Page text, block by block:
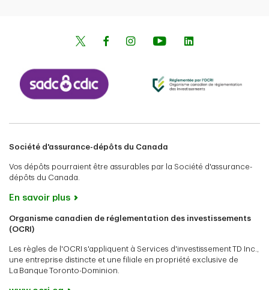
Société d'assurance-dépôts du Canada
Vos dépôts pourraient être assurables par la Société d'assurance-
dépôts du Canada.
En savoir plus
Organisme canadien de réglementation des investissements
(OCRI)
Les règles de l'OCRI s'appliquent à Services d'investissement TD Inc.,
une entreprise distincte et une filiale en propriété exclusive de
La Banque Toronto-Dominion.